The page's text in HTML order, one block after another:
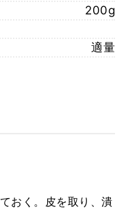
200g
適量
おく。皮を取り、潰